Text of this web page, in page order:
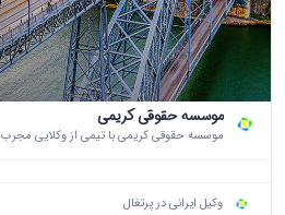
موسسه حقوقی کریمی
موسسه حقوقی کریمی با تیمی از وکلایی مجرب
وکیل ایرانی در پرتغال